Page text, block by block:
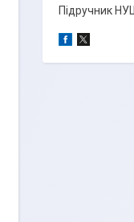
Підручник